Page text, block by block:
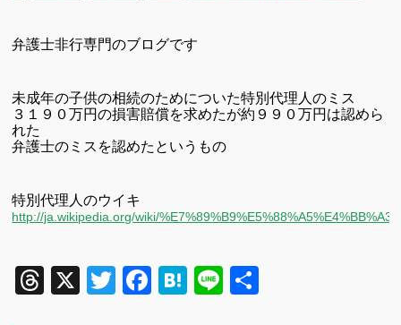
弁護士非行専門のブログです
未成年の子供の相続のためについた特別代理人のミス
３１９０万円の損害賠償を求めたが約９９０万円は認めら
れた
弁護士のミスを認めたというもの
特別代理人のウイキ
http://ja.wikipedia.org/wiki/
Threads
X TwitterFacebook
Hatena
Line